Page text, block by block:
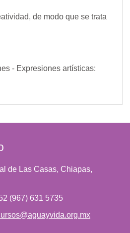
de modo que se trata
- Expresiones artísticas:
de Las Casas, Chiapas,
(967) 631 5735